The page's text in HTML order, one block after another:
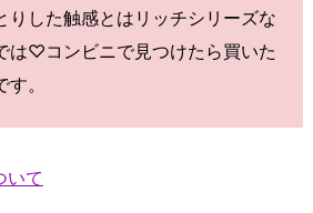
りした触感とはリッチシリーズな
は♡コンビニで見つけたら買いた
す。
いて